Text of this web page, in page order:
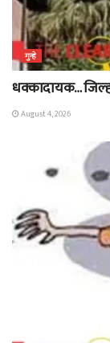
गुन्हे
धक्कादायक…
August 4, 2026